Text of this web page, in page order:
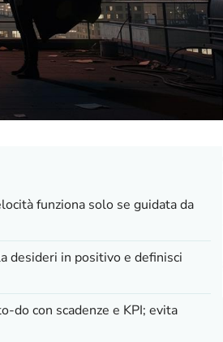
funziona solo se guidata da
desideri in positivo e definisci
do con scadenze e KPI; evita